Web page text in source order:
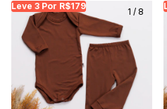
Leve 3 Por R$179
Leve 3 Por R$179
1 / 8